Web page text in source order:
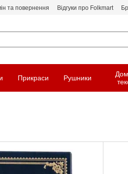
та повернення Відгуки про Folkmart
Прикраси Рушники